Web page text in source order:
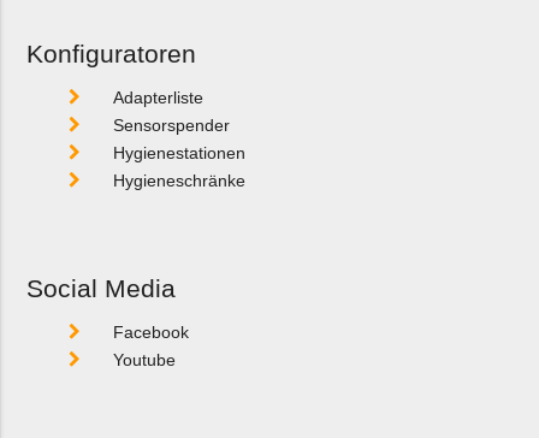
Konfiguratoren
Adapterliste
Sensorspender
Hygienestationen
Hygieneschränke
Social Media
Facebook
Youtube